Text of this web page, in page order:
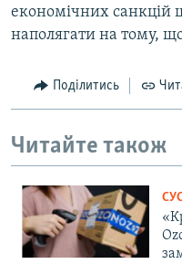
економічних санкцій
наполягати на тому,
Поділитись
Читайте також